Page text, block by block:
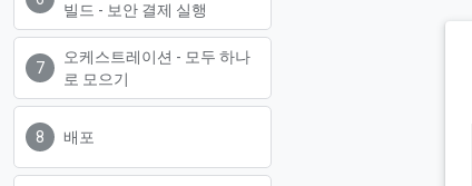
빌드 - 보안 결제 실행
오케스트레이션 - 모두 하나
로 모으기
배포